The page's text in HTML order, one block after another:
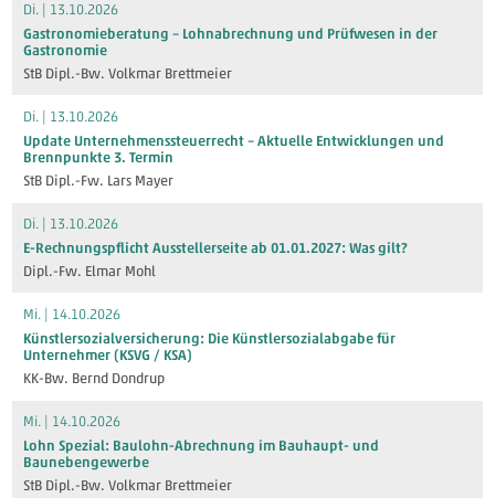
Di. | 13.10.2026
Gastronomieberatung – Lohnabrechnung und Prüfwesen in der
Gastronomie
StB Dipl.-Bw. Volkmar Brettmeier
Di. | 13.10.2026
Update Unternehmenssteuerrecht – Aktuelle Entwicklungen und
Brennpunkte 3. Termin
StB Dipl.-Fw. Lars Mayer
Di. | 13.10.2026
E-Rechnungspflicht Ausstellerseite ab 01.01.2027: Was gilt?
Dipl.-Fw. Elmar Mohl
Mi. | 14.10.2026
Künstlersozialversicherung: Die Künstlersozialabgabe für
Unternehmer (KSVG / KSA)
KK-Bw. Bernd Dondrup
Mi. | 14.10.2026
Lohn Spezial: Baulohn-Abrechnung im Bauhaupt- und
Baunebengewerbe
StB Dipl.-Bw. Volkmar Brettmeier